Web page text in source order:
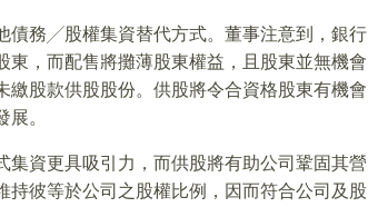
債務╱股權集資替代方式。董事注意到，銀行
，而配售將攤薄股東權益，且股東並無機會
股款供股股份。供股將令合資格股東有機會
。
資更具吸引力，而供股將有助公司鞏固其營
彼等於公司之股權比例，因而符合公司及股